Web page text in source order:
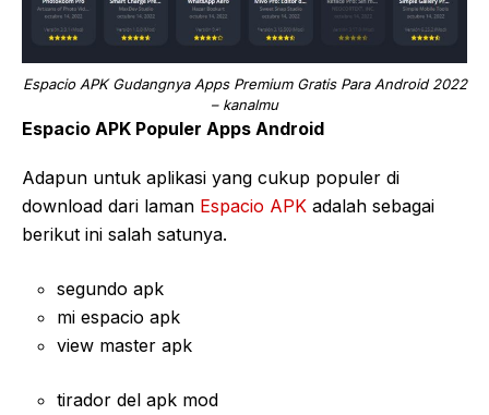
Espacio APK Gudangnya Apps Premium Gratis Para Android 2022
– kanalmu
Espacio APK Populer Apps Android
Adapun untuk aplikasi yang cukup populer di
download dari laman Espacio APK adalah sebagai
berikut ini salah satunya.
segundo apk
mi espacio apk
view master apk
tirador del apk mod